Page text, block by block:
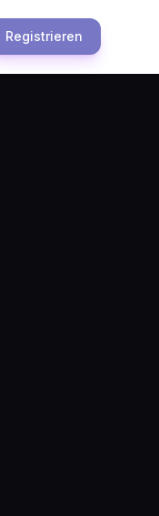
Registrieren